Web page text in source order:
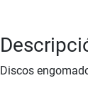
Discos